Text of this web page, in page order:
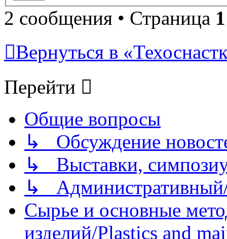
2 сообщения • Страница 1
Вернуться в
Перейти
Общие вопросы
↳ Обсуждение
↳ Выставки,
↳
Сырье и основные
изделий/Plastics and